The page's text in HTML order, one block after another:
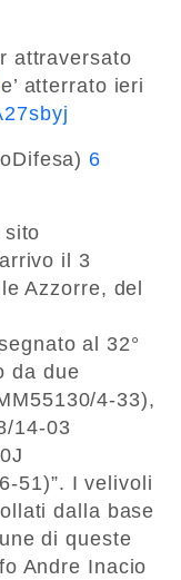
attraversato
e’ atterrato ieri
6
sito
il 3
Azzorre, del
al 32°
da due
4-33),
14-03
51)”. I velivoli
dalla base
di queste
Andre Inacio